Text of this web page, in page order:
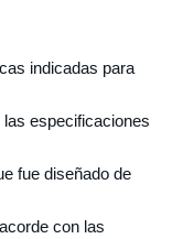
indicadas para
especificaciones
fue diseñado de
con las